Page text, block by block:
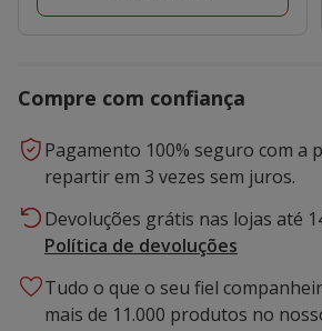
Compre com confiança
Pagamento 100% seguro com a
repartir em 3 vezes sem juros.
Devoluções grátis nas lojas até
Política de devoluções
Tudo o que o seu fiel
mais de 11.000 produtos no